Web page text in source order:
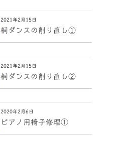
2021年2月15日
桐ダンスの削り直し①
2021年2月15日
桐ダンスの削り直し②
2020年2月6日
ピアノ用椅子修理①